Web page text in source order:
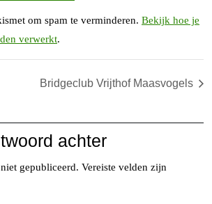
om spam te verminderen. Bekijk hoe je
verwerkt.
Bridgeclub Vrijthof Maasvogels
achter
gepubliceerd. Vereiste velden zijn